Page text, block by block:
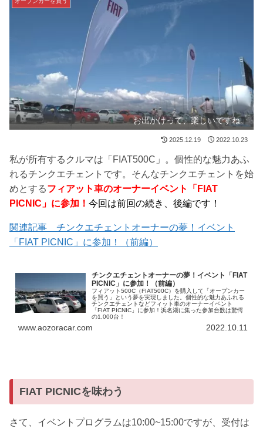
お出かけって、楽しいですね。
2025.12.19 2022.10.23
私が所有するクルマは「FIAT500C」。個性的な魅力あふ
れるチンクエチェントです。そんなチンクエチェントを始
めとするフィアット車のオーナーイベント「FIAT
PICNIC」に参加！ 今回は前回の続き、後編です！
関連記事 チンクエチェントオーナーの夢！イベント
「FIAT PICNIC」に参加！（前編）
チンクエチェントオーナーの夢！イベント「FIAT
PICNIC」に参加！（前編）
フィアット500C（FIAT500C）を購入して「オープンカー
を買う」という夢を実現しました。個性的な魅力あふれる
チンクエチェントなどフィット車のオーナーイベント
「FIAT PICNIC」に参加！浜名湖に集った参加台数は驚愕
の1,000台！
www.aozoracar.com 2022.10.11
FIAT PICNICを味わう
さて、イベントプログラムは10:00~15:00ですが、受付は